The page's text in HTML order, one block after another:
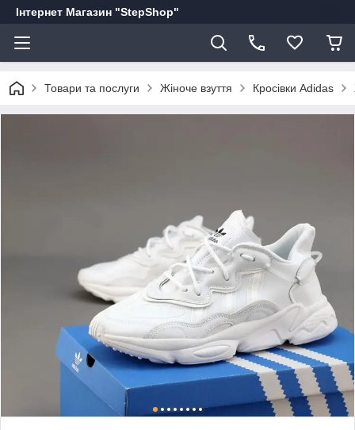
Інтернет Магазин "StepShop"
Товари та послуги Жіноче взуття Кросівки Adidas